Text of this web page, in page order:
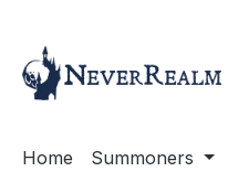
Home Summoners